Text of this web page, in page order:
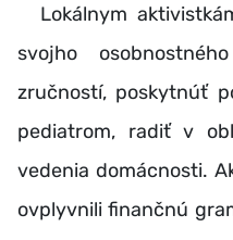
Lokálnym
svojho
zručností, poskytnúť
pediatrom, radiť v
vedenia domácnosti.
ovplyvnili finančnú